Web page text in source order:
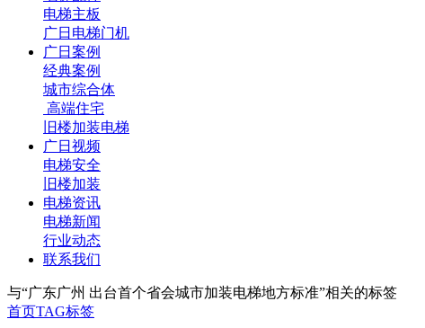
电梯主板
广日电梯门机
广日案例
经典案例
城市综合体
高端住宅
旧楼加装电梯
广日视频
电梯安全
旧楼加装
电梯资讯
电梯新闻
行业动态
联系我们
与“广东广州 出台首个省会城市加装电梯地方标准”相关的标签
首页TAG标签